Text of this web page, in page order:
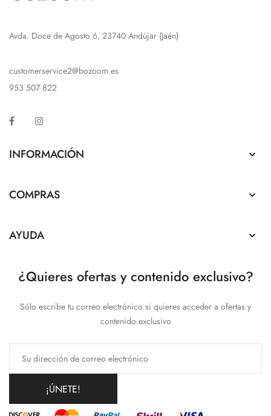
Avda. Doce de Agosto 6, 23740 Andújar (Jaén)
customerservice2@bozoom.es
953 507 822
Facebook
INFORMACIÓN 
COMPRAS 
AYUDA 
¿Quieres ofertas y contenido exclusivo?
Sólo escribe tu correo electrónico si quieres acceder a ofertas y
contenido exclusivo
¡ÚNETE!